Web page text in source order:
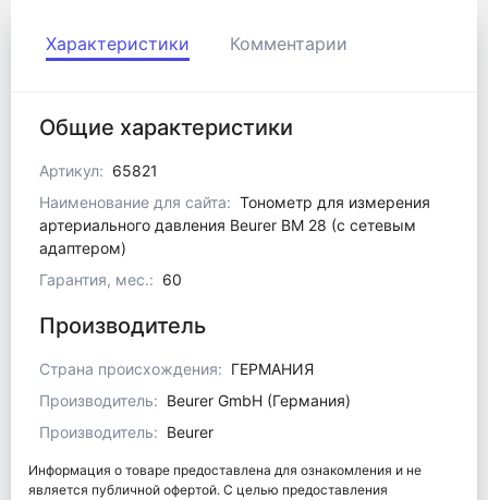
Характеристики Комментарии
Общие характеристики
Артикул: 65821
Наименование для сайта: Тонометр для измерения
артериального давления Beurer BM 28 (с сетевым
адаптером)
Гарантия, мес.: 60
Производитель
Страна происхождения: ГЕРМАНИЯ
Производитель: Beurer GmbH (Германия)
Производитель: Beurer
Информация о товаре предоставлена для ознакомления и не
является публичной офертой. С целью предоставления